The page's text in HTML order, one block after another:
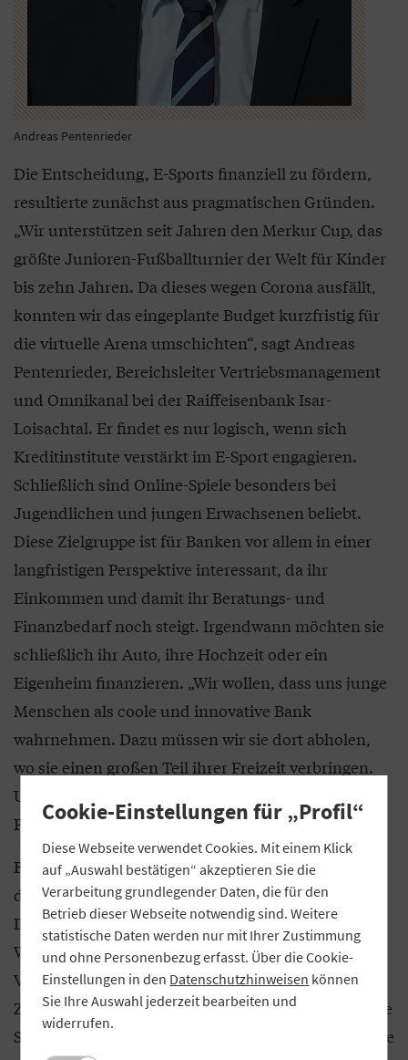
Andreas Pentenrieder
Die Entscheidung, E-Sports finanziell zu fördern,
resultierte zunächst aus pragmatischen Gründen.
„Wir unterstützen seit Jahren den Merkur Cup, das
größte Junioren-Fußballturnier der Welt für Kinder
bis zehn Jahren. Da dieses wegen Corona ausfällt,
konnten wir das eingeplante Budget kurzfristig für
die virtuelle Arena umschichten“, sagt Andreas
Pentenrieder, Bereichsleiter Vertriebsmanagement
und Omnikanal bei der Raiffeisenbank Isar-
Loisachtal. Er findet es nur logisch, wenn sich
Kreditinstitute verstärkt im E-Sport engagieren.
Schließlich sind Online-Spiele besonders bei
Jugendlichen und jungen Erwachsenen beliebt.
Diese Zielgruppe ist für Banken vor allem in einer
langfristigen Perspektive interessant, da ihr
Einkommen und damit ihr Beratungs- und
Finanzbedarf noch steigt. Irgendwann möchten sie
schließlich ihr Auto, ihre Hochzeit oder ein
Eigenheim finanzieren. „Wir wollen, dass uns junge
Menschen als coole und innovative Bank
wahrnehmen. Dazu müssen wir sie dort abholen,
wo sie einen großen Teil ihrer Freizeit verbringen.
Und das sind immer häufiger Online-Spiele“, sagt
Pentenrieder.
Beim Aufbau der virtuellen Arena haben sich die
drei Banken Unterstützung aus der Schweiz geholt.
Die eSport Event GmbH, eine Empfehlung der
Werbeagentur geno kom, bietet Unternehmen und
Vereinen ein fertiges Paket für Online-Spiele an.
Zentraler Baustein ist eine Webseite, auf der sich die
Spieler für ein Turnier anmelden und die Bestenliste
Cookie-Einstellungen für „Profil“
Diese Webseite verwendet Cookies. Mit einem Klick
auf „Auswahl bestätigen“ akzeptieren Sie die
Verarbeitung grundlegender Daten, die für den
Betrieb dieser Webseite notwendig sind. Weitere
statistische Daten werden nur mit Ihrer Zustimmung
und ohne Personenbezug erfasst. Über die Cookie-
Einstellungen in den Datenschutzhinweisen können
Sie Ihre Auswahl jederzeit bearbeiten und
widerrufen.